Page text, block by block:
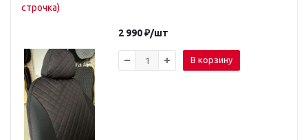
строчка)
2 990₽/шт
В корзину